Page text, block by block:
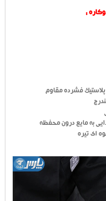
:
فشرده مقاوم
به مایع درون محفظه
ای تیره